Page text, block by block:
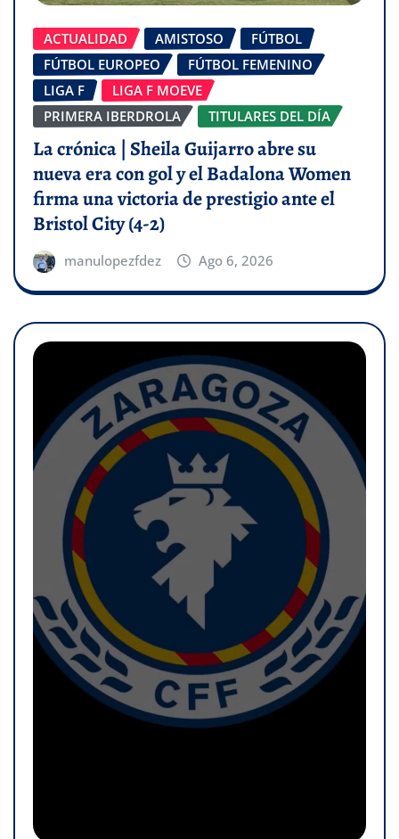
ACTUALIDAD AMISTOSO
FÚTBOL
FÚTBOL EUROPEO
FÚTBOL FEMENINO
LIGA F
LIGA F MOEVE
PRIMERA IBERDROLA
TITULARES DEL DÍA
La crónica | Sheila Guijarro abre su
nueva era con gol y el Badalona Women
firma una victoria de prestigio ante el
Bristol City (4-2)
manulopezfdez Ago 6, 2026